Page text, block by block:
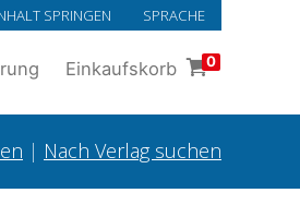
SPRINGEN SPRACHE
Einkaufskorb 0
| Nach Verlag suchen